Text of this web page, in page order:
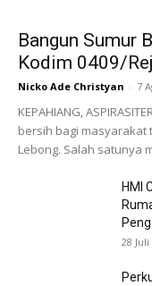
Bangun Sumur
Kodim 0409/
Nicko Ade Christyan - 7
KEPAHIANG,
bersih bagi masyarakat
Lebong. Salah satunya
HMI
28 Juli